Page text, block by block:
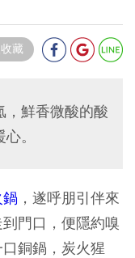
藏
，鮮香微酸的酸
。
鍋 ，遂呼朋引伴來
門口，便隱約嗅
銅鍋，炭火猩